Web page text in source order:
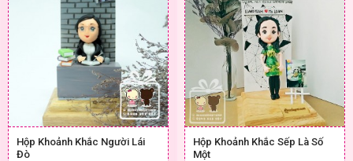
Hộp Khoảnh Khắc Người Lái
Đò
Hộp Khoảnh Khắc Sếp Là Số
Một